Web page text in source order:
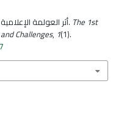
أثر العولمة الإعلامية على هوية الشباب الكويتي. (2024). The 1st
Challenges, 1(1).